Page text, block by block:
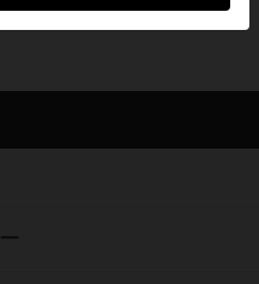
ェを目指しています